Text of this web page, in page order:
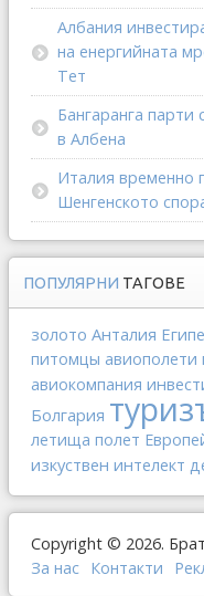
Албания
на енергийната
Тет
Бангаранга парти
в Албена
Италия временно
Шенгенското
ПОПУЛЯРНИ ТАГОВЕ
золото Анталия
питомцы авиополети
авиокомпания
Болгария
летища полет
изкуствен интелект
Copyright © 2026.
За нас Контакти